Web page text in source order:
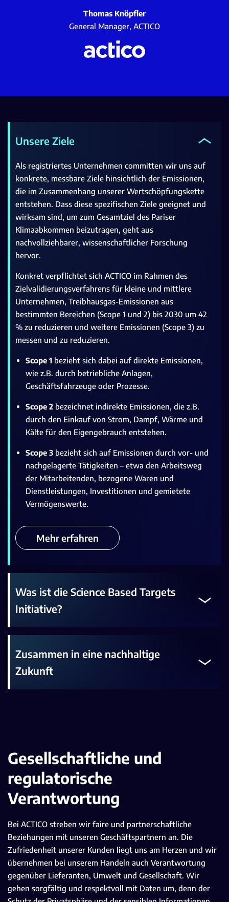
Thomas Knöpfler
General Manager, ACTICO
Unsere Ziele
Als registriertes Unternehmen committen wir uns auf
konkrete, messbare Ziele hinsichtlich der Emissionen,
die im Zusammenhang unserer Wertschöpfungskette
entstehen. Dass diese spezifischen Ziele geeignet und
wirksam sind, um zum Gesamtziel des Pariser
Klimaabkommen beizutragen, geht aus
nachvollziehbarer, wissenschaftlicher Forschung
hervor.
Konkret verpflichtet sich ACTICO im Rahmen des
Zielvalidierungsverfahrens für kleine und mittlere
Unternehmen, Treibhausgas-Emissionen aus
bestimmten Bereichen (Scope 1 und 2) bis 2030 um 42
% zu reduzieren und weitere Emissionen (Scope 3) zu
messen und zu reduzieren.
Scope 1 bezieht sich dabei auf direkte Emissionen,
wie z.B. durch betriebliche Anlagen,
Geschäftsfahrzeuge oder Prozesse.
Scope 2 bezeichnet indirekte Emissionen, die z.B.
durch den Einkauf von Strom, Dampf, Wärme und
Kälte für den Eigengebrauch entstehen.
Scope 3 bezieht sich auf Emissionen durch vor- und
nachgelagerte Tätigkeiten – etwa den Arbeitsweg
der Mitarbeitenden, bezogene Waren und
Dienstleistungen, Investitionen und gemietete
Vermögenswerte.
Mehr erfahren
Was ist die Science Based Targets
Initiative?
Zusammen in eine nachhaltige
Zukunft
Gesellschaftliche und
regulatorische
Verantwortung
Bei ACTICO streben wir faire und partnerschaftliche
Beziehungen mit unseren Geschäftspartnern an. Die
Zufriedenheit unserer Kunden liegt uns am Herzen und wir
übernehmen bei unserem Handeln auch Verantwortung
gegenüber Lieferanten, Umwelt und Gesellschaft. Wir
gehen sorgfältig und respektvoll mit Daten um, denn der